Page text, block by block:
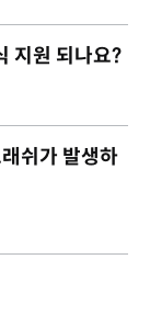
지원 되나요?
쉬가 발생하